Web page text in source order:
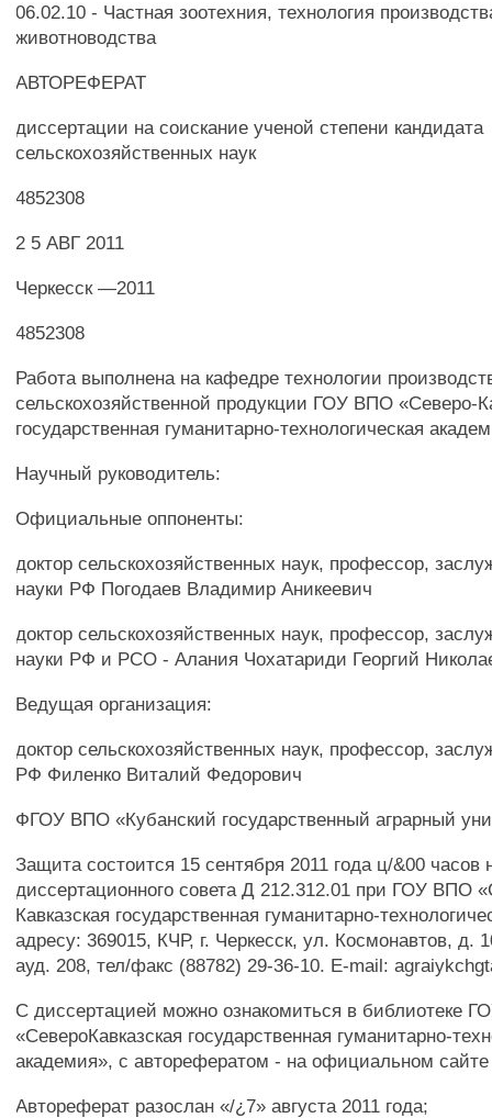
06.02.10 - Частная зоотехния, технология
животноводства
АВТОРЕФЕРАТ
диссертации на соискание ученой степени кандидата
сельскохозяйственных наук
4852308
2 5 АВГ 2011
Черкесск —2011
4852308
Работа выполнена на кафедре технологии
сельскохозяйственной продукции ГОУ ВПО «Северо-
государственная гуманитарно-технологическая
Научный руководитель:
Официальные оппоненты:
доктор сельскохозяйственных наук, профессор,
науки РФ Погодаев Владимир Аникеевич
доктор сельскохозяйственных наук, профессор,
науки РФ и PCO - Алания Чохатариди Георгий
Ведущая организация:
доктор сельскохозяйственных наук, профессор,
РФ Филенко Виталий Федорович
ФГОУ ВПО «Кубанский государственный аграрный
Защита состоится 15 сентября 2011 года ц/&00 часов
диссертационного совета Д 212.312.01 при ГОУ ВПО
Кавказская государственная гуманитарно-
адресу: 369015, КЧР, г. Черкесск, ул. Космонавтов, д.
ауд. 208, тел/факс (88782) 29-36-10. E-mail:
С диссертацией можно ознакомиться в библиотеке
«СевероКавказская государственная гуманитарно-
академия», с авторефератом - на официальном
Автореферат разослан «/¿7» августа 2011 года;